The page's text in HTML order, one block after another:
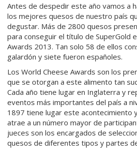
Antes de despedir este año vamos a
los mejores quesos de nuestro país
degustar. Más de 2800 quesos
para conseguir el título de SuperGold
Awards 2013. Tan solo 58 de ellos
galardón y siete fueron españoles.
Los World Cheese Awards son los
que se otorgan a este alimento tan
Cada año tiene lugar en Inglaterra y
eventos más importantes del país a
1897 tiene lugar este acontecimiento
atrae a un número mayor de
jueces son los encargados de
quesos de diferentes tipos y partes